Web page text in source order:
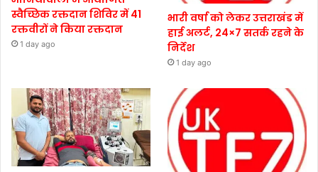
स्वैच्छिक रक्तदान शिविर में 41
रक्तवीरों ने किया रक्तदान
1 day ago
भारी वर्षा को लेकर उत्तराखंड में
हाई अलर्ट, 24×7 सतर्क रहने के
निर्देश
1 day ago